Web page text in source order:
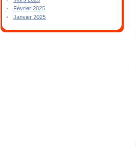
Février 2025
Janvier 2025